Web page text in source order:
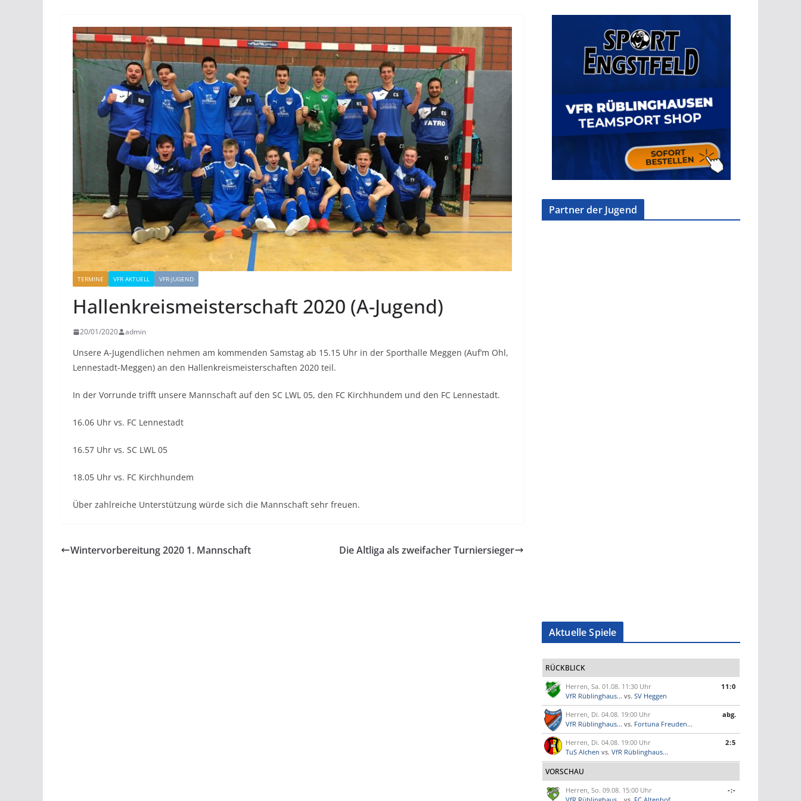
TERMINE VFR AKTUELL VFR-JUGEND
Hallenkreismeisterschaft 2020 (A-Jugend)
20/01/2020 admin
Unsere A-Jugendlichen nehmen am kommenden Samstag ab 15.15 Uhr in der Sporthalle Meggen (Auf’m Ohl,
Lennestadt-Meggen) an den Hallenkreismeisterschaften 2020 teil.
In der Vorrunde trifft unsere Mannschaft auf den SC LWL 05, den FC Kirchhundem und den FC Lennestadt.
16.06 Uhr vs. FC Lennestadt
16.57 Uhr vs. SC LWL 05
18.05 Uhr vs. FC Kirchhundem
Über zahlreiche Unterstützung würde sich die Mannschaft sehr freuen.
Wintervorbereitung 2020 1. Mannschaft Die Altliga als zweifacher Turniersieger
Partner der Jugend
Aktuelle Spiele
RÜCKBLICK
Herren, Sa. 01.08. 11:30 Uhr
VfR Rüblinghaus... vs. SV Heggen
11:0
Herren, Di. 04.08. 19:00 Uhr
VfR Rüblinghaus... vs. Fortuna Freuden...
abg.
Herren, Di. 04.08. 19:00 Uhr
TuS Alchen vs. VfR Rüblinghaus...
2:5
VORSCHAU
Herren, So. 09.08. 15:00 Uhr
-:-